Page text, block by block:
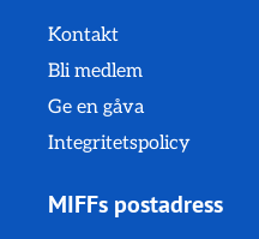
Kontakt
Bli medlem
Ge en gåva
Integritetspolicy
MIFFs postadress